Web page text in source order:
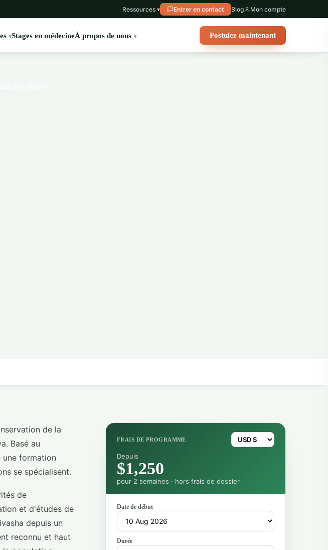
Ressources ▾ Entrer en contact Blog Mon compte
Stages en médecineÀ propos de nous Postulez maintenant
de la
Basé au
une formation
se spécialisent.
de
et d'études de
depuis un
reconnu et haut
FRAIS DE PROGRAMME
Depuis
$1,250
pour 2 semaines · hors frais de dossier
Date de début
Durée